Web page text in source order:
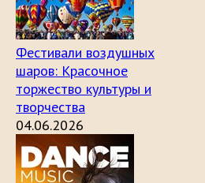
Фестивали воздушных
шаров: Красочное
торжество культуры и
творчества
04.06.2026